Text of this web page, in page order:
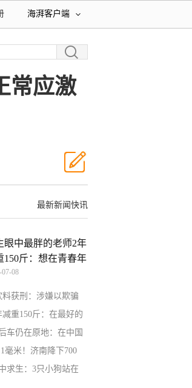
海湃客户端
常应激
最新新闻快讯
眼中最胖的老师2年
150斤：想在青春年
07-08
获刑：涉嫌以欺骗
重150斤：在最好的
车仍在原地：在中国
毫米！济南降下700
求生：3只小狗站在